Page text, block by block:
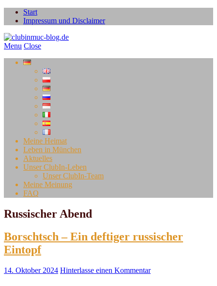
Start
Impressum und Disclaimer
Menu Close
Meine Heimat
Leben in München
Aktuelles
Unser ClubIn-Leben
Unser ClubIn-Team
Meine Meinung
FAQ
Russischer Abend
Borschtsch – Ein deftiger russischer
Eintopf
14. Oktober 2024 Hinterlasse einen Kommentar